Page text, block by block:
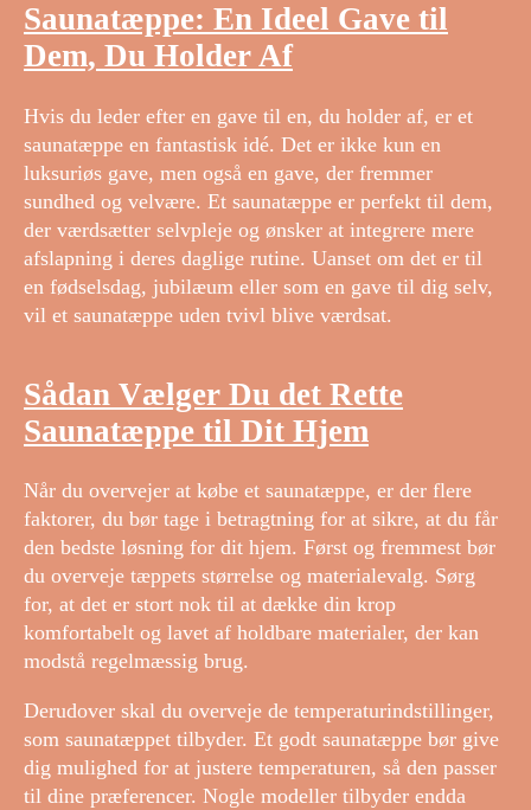
Saunatæppe: En Ideel Gave til
Dem, Du Holder Af
Hvis du leder efter en gave til en, du holder af, er et
saunatæppe en fantastisk idé. Det er ikke kun en
luksuriøs gave, men også en gave, der fremmer
sundhed og velvære. Et saunatæppe er perfekt til dem,
der værdsætter selvpleje og ønsker at integrere mere
afslapning i deres daglige rutine. Uanset om det er til
en fødselsdag, jubilæum eller som en gave til dig selv,
vil et saunatæppe uden tvivl blive værdsat.
Sådan Vælger Du det Rette
Saunatæppe til Dit Hjem
Når du overvejer at købe et saunatæppe, er der flere
faktorer, du bør tage i betragtning for at sikre, at du får
den bedste løsning for dit hjem. Først og fremmest bør
du overveje tæppets størrelse og materialevalg. Sørg
for, at det er stort nok til at dække din krop
komfortabelt og lavet af holdbare materialer, der kan
modstå regelmæssig brug.
Derudover skal du overveje de temperaturindstillinger,
som saunatæppet tilbyder. Et godt saunatæppe bør give
dig mulighed for at justere temperaturen, så den passer
til dine præferencer. Nogle modeller tilbyder endda